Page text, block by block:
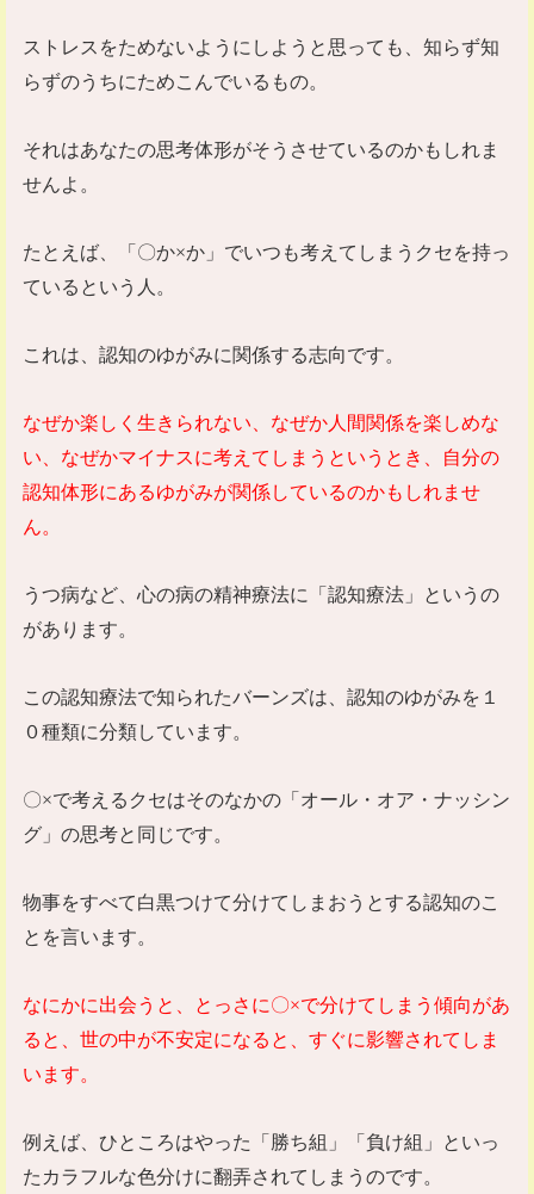
ストレスをためないようにしようと思っても、知らず知
らずのうちにためこんでいるもの。
それはあなたの思考体形がそうさせているのかもしれま
せんよ。
たとえば、「〇か×か」でいつも考えてしまうクセを持っ
ているという人。
これは、認知のゆがみに関係する志向です。
なぜか楽しく生きられない、なぜか人間関係を楽しめな
い、なぜかマイナスに考えてしまうというとき、自分の
認知体形にあるゆがみが関係しているのかもしれませ
ん。
うつ病など、心の病の精神療法に「認知療法」というの
があります。
この認知療法で知られたバーンズは、認知のゆがみを１
０種類に分類しています。
〇×で考えるクセはそのなかの「オール・オア・ナッシン
グ」の思考と同じです。
物事をすべて白黒つけて分けてしまおうとする認知のこ
とを言います。
なにかに出会うと、とっさに〇×で分けてしまう傾向があ
ると、世の中が不安定になると、すぐに影響されてしま
います。
例えば、ひところはやった「勝ち組」「負け組」といっ
たカラフルな色分けに翻弄されてしまうのです。